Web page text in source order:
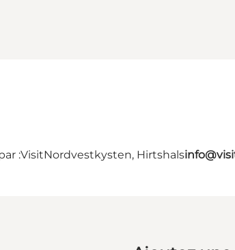
:VisitNordvestkysten, Hirtshals